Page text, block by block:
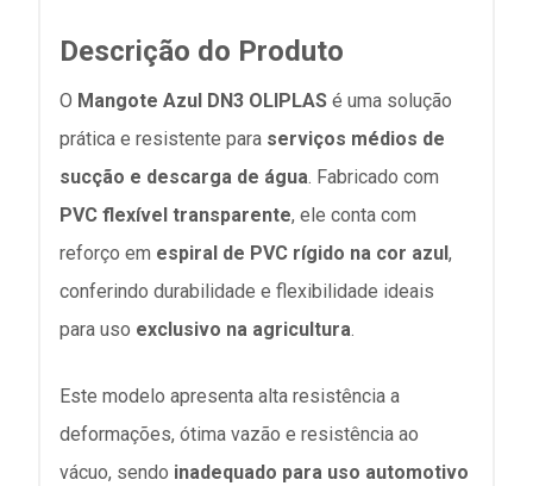
Descrição do Produto
O Mangote Azul DN3 OLIPLAS é uma solução
prática e resistente para serviços médios de
sucção e descarga de água. Fabricado com
PVC flexível transparente, ele conta com
reforço em espiral de PVC rígido na cor azul,
conferindo durabilidade e flexibilidade ideais
para uso exclusivo na agricultura.
Este modelo apresenta alta resistência a
deformações, ótima vazão e resistência ao
vácuo, sendo inadequado para uso automotivo